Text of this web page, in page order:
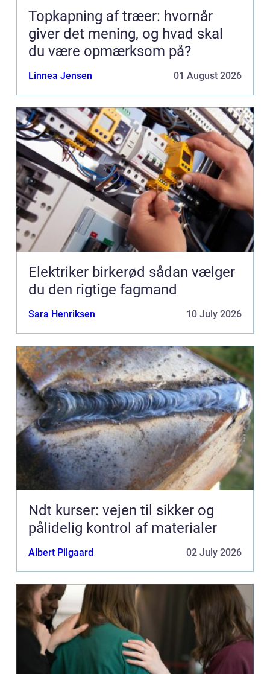
Topkapning af træer: hvornår
giver det mening, og hvad skal
du være opmærksom på?
Linnea Jensen 01 August 2026
Elektriker birkerød sådan vælger
du den rigtige fagmand
Sara Henriksen 10 July 2026
Ndt kurser: vejen til sikker og
pålidelig kontrol af materialer
Albert Pilgaard 02 July 2026